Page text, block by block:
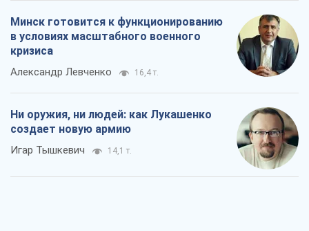
Минск готовится к функционированию
в условиях масштабного военного
кризиса
Александр Левченко 16,4 т.
Ни оружия, ни людей: как Лукашенко
создает новую армию
Игар Тышкевич 14,1 т.